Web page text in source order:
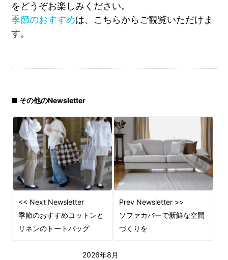
をどうぞお楽しみください。
季節のおすすめは、こちらからご観覧いただけま
す。
■ その他のNewsletter
<< Next Newsletter
季節のおすすめコットンと
リネンのトートバッグ
Prev Newsletter >>
ソファカバーで新鮮な空間
づくりを
2026年8月